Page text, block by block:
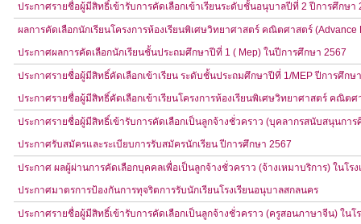
ประกาศรายชื่อผู้มีสิทธิ์เข้ารับการคัดเลือกเข้าเรียนระดับชั้นอนุบาลปีที่ 2 ปีการศึกษา
ผลการคัดเลือกนักเรียนโครงการห้องเรียนพิเศษวิทยาศาสตร์ คณิตศาสตร์
ประกาศผลการคัดเลือกนักเรียนชั้นประถมศึกษาปีที่ 1 ( Mep) ในปีการศึกษา 2567
ประกาศรายชื่อผู้มีสิทธิ์คัดเลือกเข้าเรียน ระดับชั้นประถมศึกษาปีที่ 1/MEP ปีการศึกษ
ประกาศรายชื่อผู้มีสิทธิ์คัดเลือกเข้าเรียนโครงการห้องเรียนพิเศษวิทยาศาสตร์ คณิ
ประกาศรายชื่อผู้มีสิทธิ์เข้ารับการคัดเลือกเป็นลูกจ้างชั่วคราว (บุคลากรสนับสนุนการ
ประกาศรับสมัครและระเบียบการรับสมัครนักเรียน ปีการศึกษา 2567
ประกาศ ผลผู้ผ่านการคัดเลือกบุคคลเพื่อเป็นลูกจ้างชั่วคราว (จ้างเหมาบริการ) ในโร
ประกาศมาตรการป้องกันการทุจริตการรับนักเรียนโรงเรียนอนุบาลสกลนคร
ประกาศรายชื่อผู้มีสิทธิ์เข้ารับการคัดเลือกเป็นลูกจ้างชั่วคราว (ครูสอนภาษาจีน) ในโ